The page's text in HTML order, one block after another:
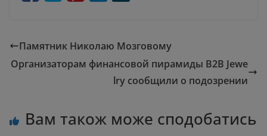
Памятник Николаю Мозговому
Организаторам финансовой пирамиды B2B Jewe
lry сообщили о подозрении
Вам також може сподобатись